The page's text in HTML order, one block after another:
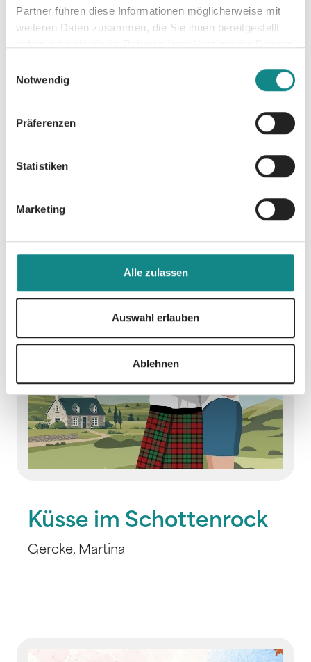
Partner führen diese Informationen möglicherweise mit
weiteren Daten zusammen, die Sie ihnen bereitgestellt
Notwendig
Präferenzen
Statistiken
Marketing
Alle zulassen
Auswahl erlauben
Ablehnen
Küsse im Schottenrock
Gercke, Martina